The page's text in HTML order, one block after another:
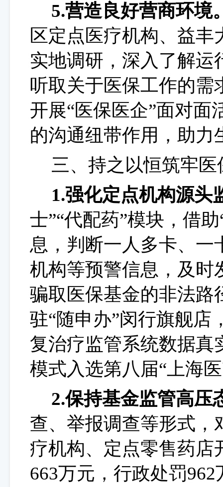
5.营造良好营商环境
区定点医疗机构、 益丰
实地调研，深入了解运
听取关于医保工作的需
开展“医保医企”面对面
的沟通纽带作用，助力
三、持之以恒筑牢
1.强化定点机构源头
士”“代配药”模块，借
息，判断一人多卡、一
机构等预警信息，及时
骗取医保基金的非法路
驻“随申办”闵行旗舰店
复治疗监管系统数据真
模式入选第八届“上海
2.保持基金监管高压
查、举报调查等形式，
疗机构、定点零售药店
663万元，行政处罚962